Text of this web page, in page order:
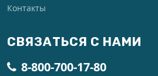
Контакты
СВЯЗАТЬСЯ С НАМИ
8-800-700-17-80